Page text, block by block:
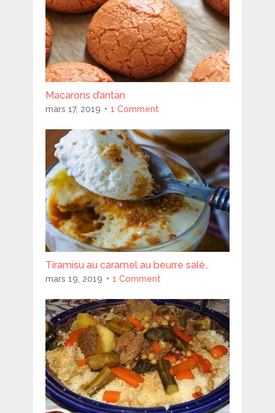
Macarons d’antan
mars 17, 2019 1 Comment
Tiramisu au caramel au beurre salé..
mars 19, 2019 1 Comment